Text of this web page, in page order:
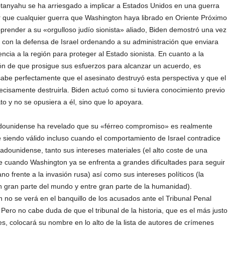
se ha arriesgado a implicar a Estados Unidos en una guerra
cualquier guerra que Washington haya librado en Oriente Próximo
a su «orgulloso judío sionista» aliado, Biden demostró una vez
la defensa de Israel ordenando a su administración que enviara
a la región para proteger al Estado sionista. En cuanto a la
de que prosigue sus esfuerzos para alcanzar un acuerdo, es
perfectamente que el asesinato destruyó esta perspectiva y que el
destruirla. Biden actuó como si tuviera conocimiento previo
y no se opusiera a él, sino que lo apoyara.
ha revelado que su «férreo compromiso» es realmente
válido incluso cuando el comportamiento de Israel contradice
tanto sus intereses materiales (el alto coste de una
cuando Washington ya se enfrenta a grandes dificultades para seguir
frente a la invasión rusa) así como sus intereses políticos (la
gran parte del mundo y entre gran parte de la humanidad).
no se verá en el banquillo de los acusados ante el Tribunal Penal
no cabe duda de que el tribunal de la historia, que es el más justo
colocará su nombre en lo alto de la lista de autores de crímenes